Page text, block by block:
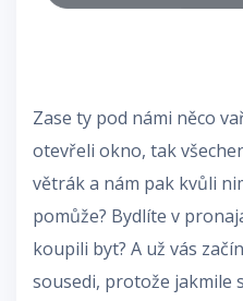
Zase ty pod námi něco
otevřeli okno, tak
větrák a nám pak kvůli
pomůže? Bydlíte v
koupili byt? A už vás
sousedi, protože jakmile